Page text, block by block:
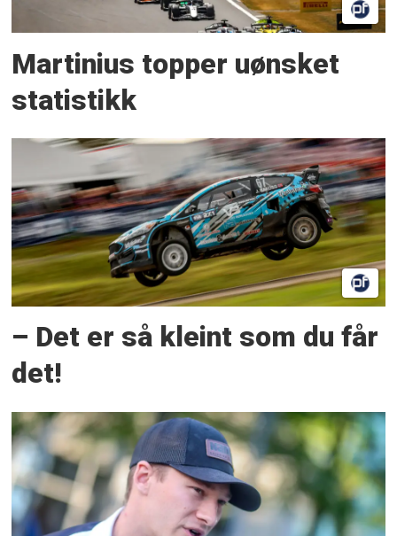
Martinius topper uønsket
statistikk
– Det er så kleint som du får
det!